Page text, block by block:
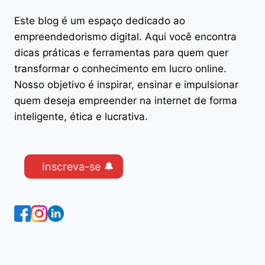
Este blog é um espaço dedicado ao
empreendedorismo digital. Aqui você encontra
dicas práticas e ferramentas para quem quer
transformar o conhecimento em lucro online.
Nosso objetivo é inspirar, ensinar e impulsionar
quem deseja empreender na internet de forma
inteligente, ética e lucrativa.
Inscreva-se 🔔